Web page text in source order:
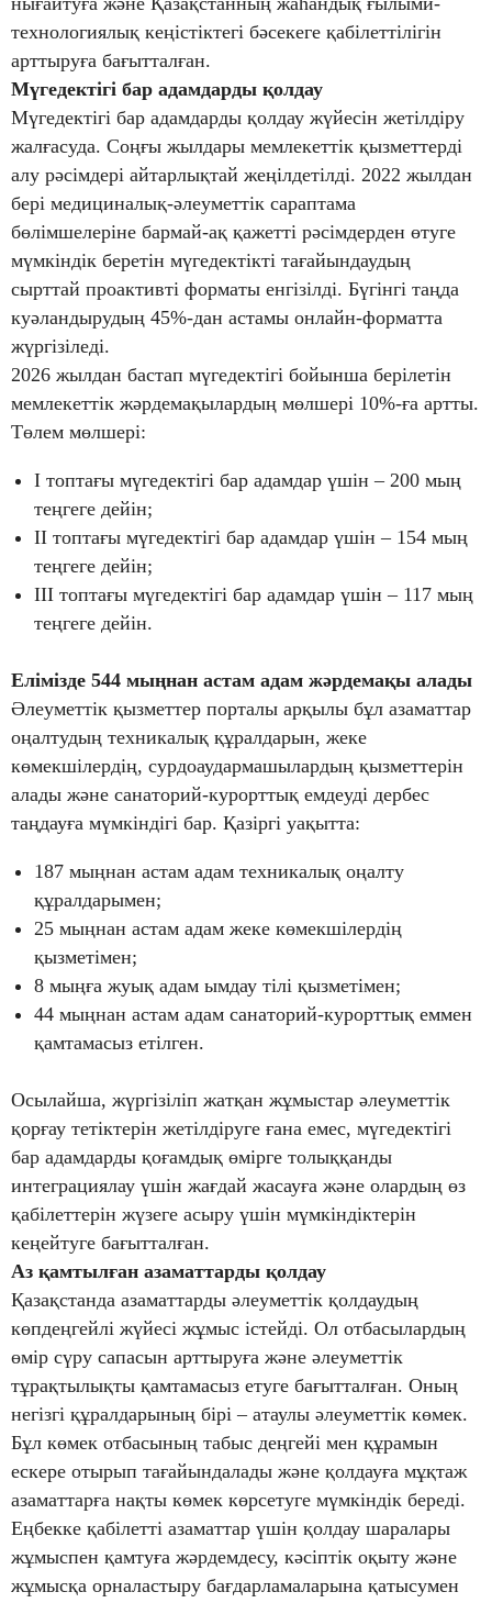
технологиялық кеңістіктегі бәсекеге қабілеттілігін
арттыруға бағытталған.
Мүгедектігі бар адамдарды қолдау
Мүгедектігі бар адамдарды қолдау жүйесін жетілдіру
жалғасуда. Соңғы жылдары мемлекеттік қызметтерді
алу рәсімдері айтарлықтай жеңілдетілді. 2022 жылдан
бері медициналық-әлеуметтік сараптама
бөлімшелеріне бармай-ақ қажетті рәсімдерден өтуге
мүмкіндік беретін мүгедектікті тағайындаудың
сырттай проактивті форматы енгізілді. Бүгінгі таңда
куәландырудың 45%-дан астамы онлайн-форматта
жүргізіледі.
2026 жылдан бастап мүгедектігі бойынша берілетін
мемлекеттік жәрдемақылардың мөлшері 10%-ға артты.
Төлем мөлшері:
I топтағы мүгедектігі бар адамдар үшін – 200 мың
теңгеге дейін;
II топтағы мүгедектігі бар адамдар үшін – 154 мың
теңгеге дейін;
III топтағы мүгедектігі бар адамдар үшін – 117 мың
теңгеге дейін.
Елімізде 544 мыңнан астам адам жәрдемақы алады
Әлеуметтік қызметтер порталы арқылы бұл азаматтар
оңалтудың техникалық құралдарын, жеке
көмекшілердің, сурдоаудармашылардың қызметтерін
алады және санаторий-курорттық емдеуді дербес
таңдауға мүмкіндігі бар. Қазіргі уақытта:
187 мыңнан астам адам техникалық оңалту
құралдарымен;
25 мыңнан астам адам жеке көмекшілердің
қызметімен;
8 мыңға жуық адам ымдау тілі қызметімен;
44 мыңнан астам адам санаторий-курорттық еммен
қамтамасыз етілген.
Осылайша, жүргізіліп жатқан жұмыстар әлеуметтік
қорғау тетіктерін жетілдіруге ғана емес, мүгедектігі
бар адамдарды қоғамдық өмірге толыққанды
интеграциялау үшін жағдай жасауға және олардың өз
қабілеттерін жүзеге асыру үшін мүмкіндіктерін
кеңейтуге бағытталған.
Аз қамтылған азаматтарды қолдау
Қазақстанда азаматтарды әлеуметтік қолдаудың
көпдеңгейлі жүйесі жұмыс істейді. Ол отбасылардың
өмір сүру сапасын арттыруға және әлеуметтік
тұрақтылықты қамтамасыз етуге бағытталған. Оның
негізгі құралдарының бірі – атаулы әлеуметтік көмек.
Бұл көмек отбасының табыс деңгейі мен құрамын
ескере отырып тағайындалады және қолдауға мұқтаж
азаматтарға нақты көмек көрсетуге мүмкіндік береді.
Еңбекке қабілетті азаматтар үшін қолдау шаралары
жұмыспен қамтуға жәрдемдесу, кәсіптік оқыту және
жұмысқа орналастыру бағдарламаларына қатысумен